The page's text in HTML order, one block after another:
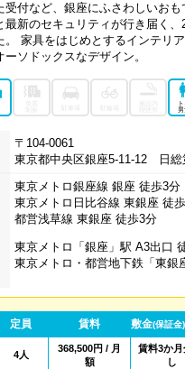
受付など、銀座にふさわしいおも
最新のセキュリティが行き届く
。 家具をはじめとするインテリ
ーソドックスなデザイン。
男
〒104-0061
東京都中央区銀座5-11-12 日総
東京メトロ銀座線 銀座 徒歩3分
東京メトロ日比谷線 東銀座 徒
都営浅草線 東銀座 徒歩3分
東京メトロ「銀座」駅 A3出口
東京メトロ・都営地下鉄「東銀
定員 賃料 敷金(保証金)
4人
368,500円 / 月
額
賃料3か月
し